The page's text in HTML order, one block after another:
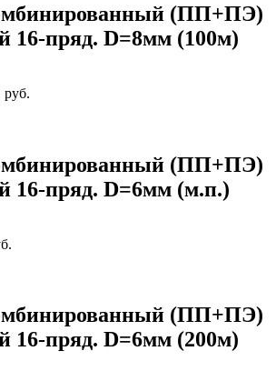
(ПП+ПЭ)
16-пряд. D=8мм (100м)
руб.
(ПП+ПЭ)
16-пряд. D=6мм (м.п.)
(ПП+ПЭ)
16-пряд. D=6мм (200м)